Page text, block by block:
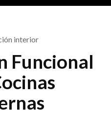
interior
Funcional